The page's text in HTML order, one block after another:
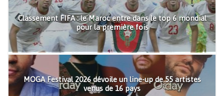
Classement FIFA : le Maroc entre dans le top 6 mondial
pour la première fois
MOGA Festival 2026 dévoile un line-up de 55 artistes
venus de 16 pays